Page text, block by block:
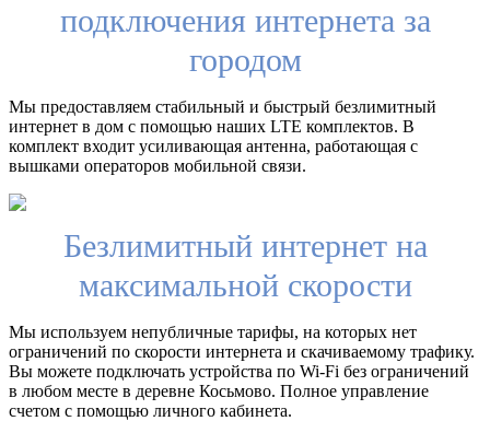
подключения интернета за
городом
Мы предоставляем стабильный и быстрый безлимитный
интернет в дом с помощью наших LTE комплектов. В
комплект входит усиливающая антенна, работающая с
вышками операторов мобильной связи.
Безлимитный интернет на
максимальной скорости
Мы используем непубличные тарифы, на которых нет
ограничений по скорости интернета и скачиваемому трафику.
Вы можете подключать устройства по Wi-Fi без ограничений
в любом месте в деревне Косьмово. Полное управление
счетом с помощью личного кабинета.